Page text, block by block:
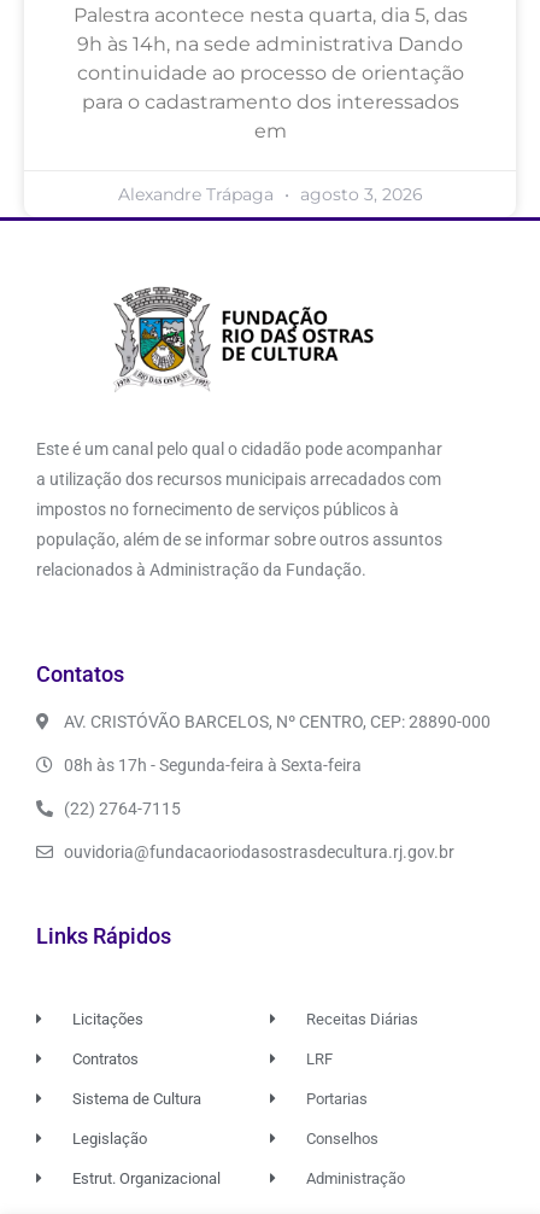
Palestra acontece nesta quarta, dia 5, das
9h às 14h, na sede administrativa Dando
continuidade ao processo de orientação
para o cadastramento dos interessados
em
Alexandre Trápaga agosto 3, 2026
Este é um canal pelo qual o cidadão pode acompanhar
a utilização dos recursos municipais arrecadados com
impostos no fornecimento de serviços públicos à
população, além de se informar sobre outros assuntos
relacionados à Administração da Fundação.
Contatos
AV. CRISTÓVÃO BARCELOS, Nº CENTRO, CEP: 28890-000
08h às 17h - Segunda-feira à Sexta-feira
(22) 2764-7115
ouvidoria@fundacaoriodasostrasdecultura.rj.gov.br
Links Rápidos
Licitações
Contratos
Sistema de Cultura
Legislação
Estrut. Organizacional
Receitas Diárias
LRF
Portarias
Conselhos
Administração